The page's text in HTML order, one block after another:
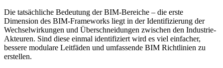
Die tatsächliche Bedeutung der BIM-Bereiche – die erste
Dimension des BIM-Frameworks liegt in der Identifizierung der
Wechselwirkungen und Überschneidungen zwischen den Industrie-
Akteuren. Sind diese einmal identifiziert wird es viel einfacher,
bessere modulare Leitfäden und umfassende BIM Richtlinien zu
erstellen.